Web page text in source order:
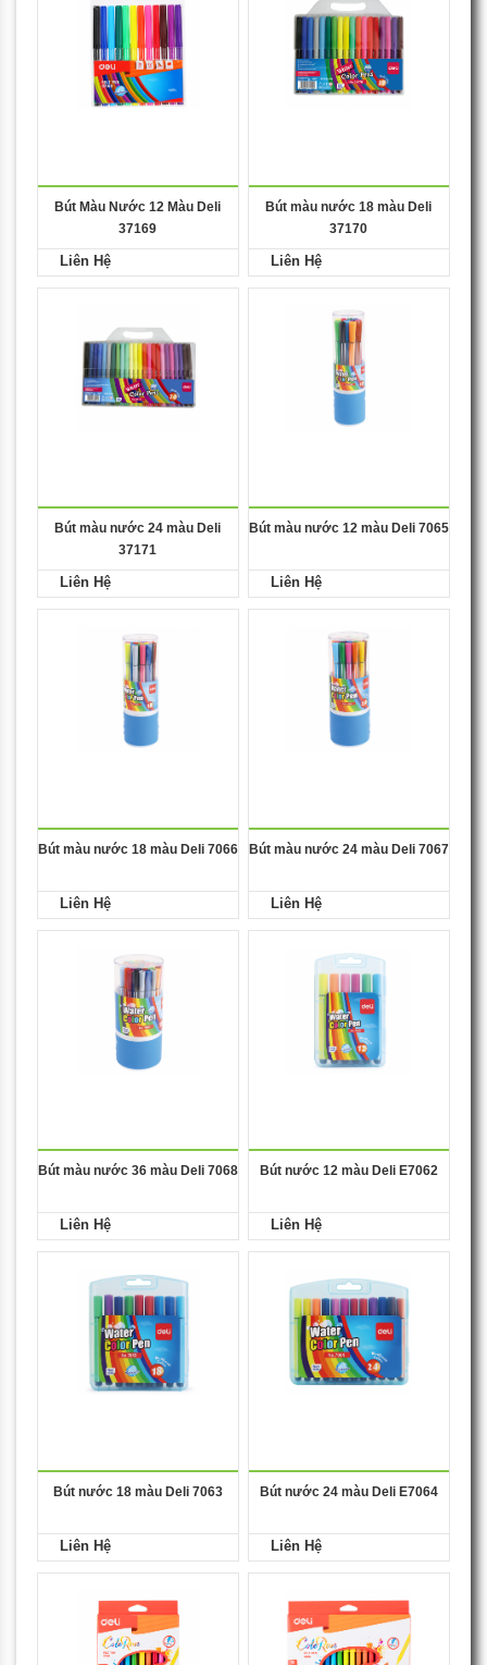
Bút Màu Nước 12 Màu Deli
37169
Liên Hệ
Bút màu nước 18 màu Deli
37170
Liên Hệ
Bút màu nước 24 màu Deli
37171
Liên Hệ
Bút màu nước 12 màu Deli 7065
Liên Hệ
Bút màu nước 18 màu Deli 7066
Liên Hệ
Bút màu nước 24 màu Deli 7067
Liên Hệ
Bút màu nước 36 màu Deli 7068
Liên Hệ
Bút nước 12 màu Deli E7062
Liên Hệ
Bút nước 18 màu Deli 7063
Liên Hệ
Bút nước 24 màu Deli E7064
Liên Hệ